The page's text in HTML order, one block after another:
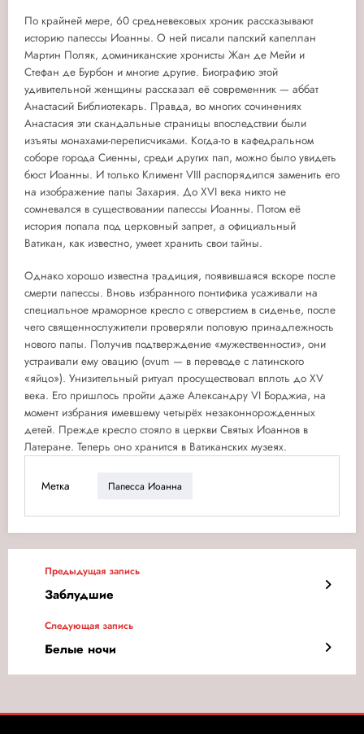
По крайней мере, 60 средневековых хроник рассказывают
историю папессы Иоанны. О ней писали папский капеллан
Мартин Поляк, доминиканские хронисты Жан де Мейи и
Стефан де Бурбон и многие другие. Биографию этой
удивительной женщины рассказал её современник — аббат
Анастасий Библиотекарь. Правда, во многих сочинениях
Анастасия эти скандальные страницы впоследствии были
изъяты монахами-переписчиками. Когда-то в кафедральном
соборе города Сиенны, среди других пап, можно было увидеть
бюст Иоанны. И только Климент VIII распорядился заменить его
на изображение папы Захария. До XVI века никто не
сомневался в существовании папессы Иоанны. Потом её
история попала под церковный запрет, а официальный
Ватикан, как известно, умеет хранить свои тайны.
Однако хорошо известна традиция, появившаяся вскоре после
смерти папессы. Вновь избранного понтифика усаживали на
специальное мраморное кресло с отверстием в сиденье, после
чего священнослужители проверяли половую принадлежность
нового папы. Получив подтверждение «мужественности», они
устраивали ему овацию (ovum — в переводе с латинского
«яйцо»). Унизительный ритуал просуществовал вплоть до XV
века. Его пришлось пройти даже Александру VI Борджиа, на
момент избрания имевшему четырёх незаконнорожденных
детей. Прежде кресло стояло в церкви Святых Иоаннов в
Латеране. Теперь оно хранится в Ватиканских музеях.
Метка Папесса Иоанна
Предыдущая запись
Заблудшие
Следующая запись
Белые ночи